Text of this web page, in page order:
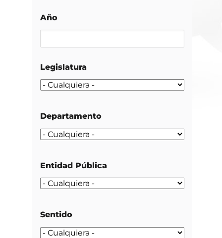
Año
Legislatura
Departamento
Entidad Pública
Sentido